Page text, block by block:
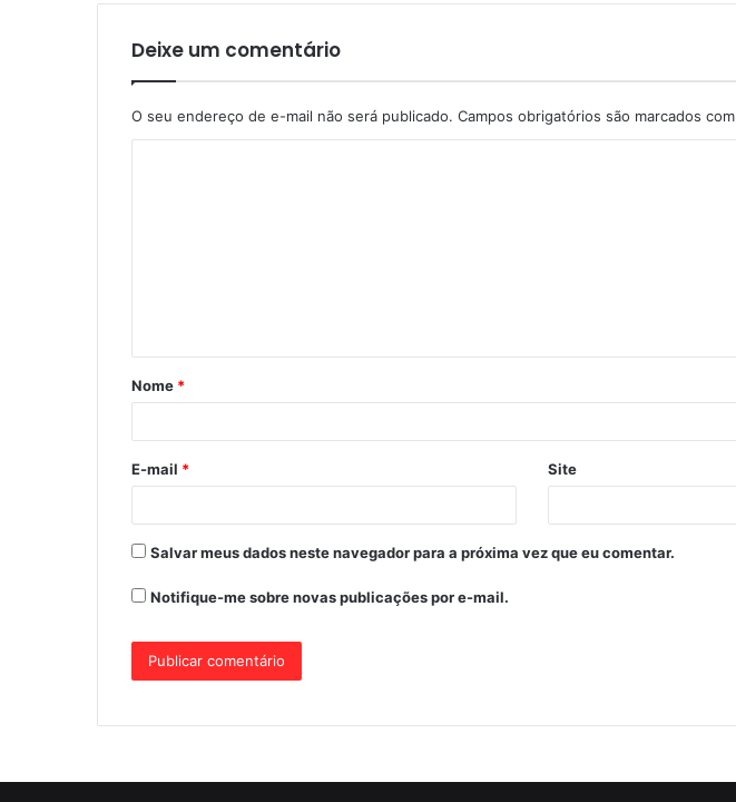
Deixe um comentário
O seu endereço de e-mail não será publicado. Campos obrigatórios são marcados com
á
r
*
Nome *
E-mail * Site
Salvar meus dados neste navegador para a próxima vez que eu comentar.
Notifique-me sobre novas publicações por e-mail.